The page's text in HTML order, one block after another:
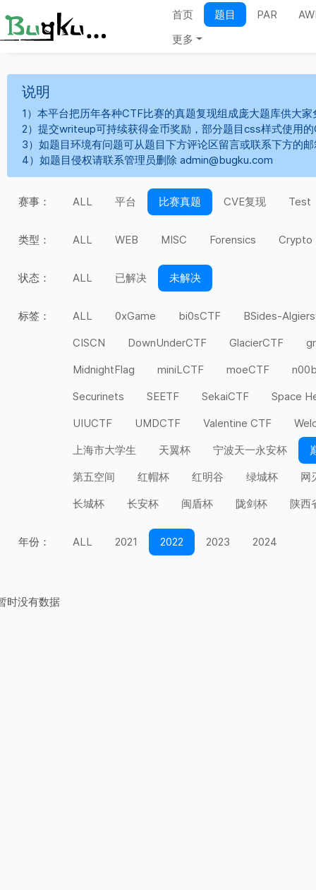
首页 题目 PAR
更多
说明
1）本平台把历年各种CTF比赛的真题复现组成庞大题库供大
2）提交writeup可持续获得金币奖励，部分题目css样式使用
3）如题目环境有问题可从题目下方评论区留言或联系下方的
4）如题目侵权请联系管理员删除 admin@bugku.com
赛事： ALL 平台 比赛真题 CVE复现 Test
类型： ALL WEB MISC Forensics Crypto
状态： ALL 已解决 未解决
标签： ALL 0xGame bi0sCTF
BSides-Algiers
CISCN
DownUnderCTF GlacierCTF
MidnightFlag
miniLCTF moeCTF
Securinets
SEETF SekaiCTF
Space
UIUCTF
UMDCTF Valentine CTF
上海市大学生
天翼杯 宁波天一永安杯
第五空间
红帽杯 红明谷 绿城杯
网
长城杯
长安杯 闽盾杯 陇剑杯 陕西
年份： ALL 2021 2022 2023 2024
时没有数据